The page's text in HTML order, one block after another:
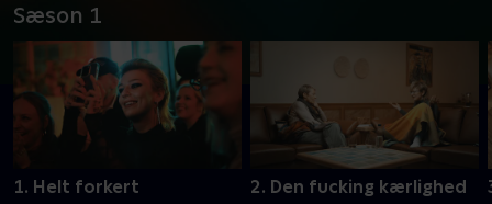
Sæson 1
1. Helt forkert 2. Den fucking kærlighed